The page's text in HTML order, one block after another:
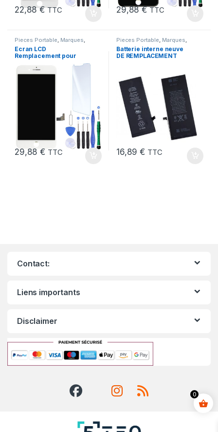
22,88€ TTC 29,88€ TTC
Pieces Portable Marques
iPhone 7 Plus
Ecran LCD
Remplacement pour
KIT Outils
29,88€ TTC
Pieces Portable Marques
iPhone 6s Batteries et
chargeurs,Batteries,Batteries
Apple
Batterie interne neuve
DE REMPLACEMENT
16,89€ TTC
Contact:
Liens importants
Disclaimer
0